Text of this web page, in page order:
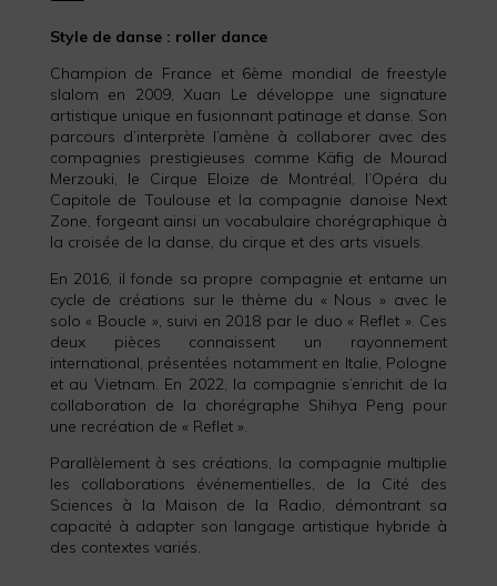
Style de danse : roller dance
Champion de France et 6ème mondial de freestyle
slalom en 2009, Xuan Le développe une signature
artistique unique en fusionnant patinage et danse. Son
parcours d’interprète l’amène à collaborer avec des
compagnies prestigieuses comme Käfig de Mourad
Merzouki, le Cirque Eloize de Montréal, l’Opéra du
Capitole de Toulouse et la compagnie danoise Next
Zone, forgeant ainsi un vocabulaire chorégraphique à
la croisée de la danse, du cirque et des arts visuels.
En 2016, il fonde sa propre compagnie et entame un
cycle de créations sur le thème du « Nous » avec le
solo « Boucle », suivi en 2018 par le duo « Reflet ». Ces
deux pièces connaissent un rayonnement
international, présentées notamment en Italie, Pologne
et au Vietnam. En 2022, la compagnie s’enrichit de la
collaboration de la chorégraphe Shihya Peng pour
une recréation de « Reflet ».
Parallèlement à ses créations, la compagnie multiplie
les collaborations événementielles, de la Cité des
Sciences à la Maison de la Radio, démontrant sa
capacité à adapter son langage artistique hybride à
des contextes variés.